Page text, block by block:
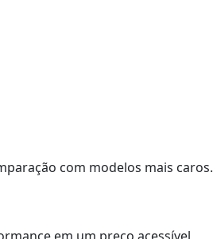
com modelos mais caros.